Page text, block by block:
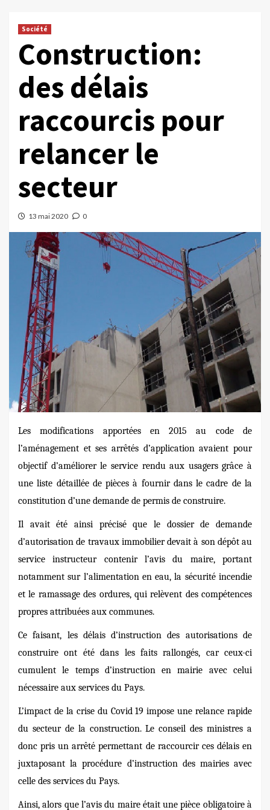
Société
Construction:
des délais
raccourcis pour
relancer le
secteur
13 mai 2020 0
Les modifications apportées en 2015 au code de
l’aménagement et ses arrêtés d’application avaient pour
objectif d’améliorer le service rendu aux usagers grâce à
une liste détaillée de pièces à fournir dans le cadre de la
constitution d’une demande de permis de construire.
Il avait été ainsi précisé que le dossier de demande
d’autorisation de travaux immobilier devait à son dépôt au
service instructeur contenir l’avis du maire, portant
notamment sur l’alimentation en eau, la sécurité incendie
et le ramassage des ordures, qui relèvent des compétences
propres attribuées aux communes.
Ce faisant, les délais d’instruction des autorisations de
construire ont été dans les faits rallongés, car ceux-ci
cumulent le temps d’instruction en mairie avec celui
nécessaire aux services du Pays.
L’impact de la crise du Covid 19 impose une relance rapide
du secteur de la construction. Le conseil des ministres a
donc pris un arrêté permettant de raccourcir ces délais en
juxtaposant la procédure d’instruction des mairies avec
celle des services du Pays.
Ainsi, alors que l’avis du maire était une pièce obligatoire à